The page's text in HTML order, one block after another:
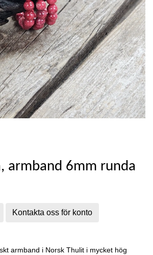
armband 6mm runda
Kontakta oss för konto
armband i Norsk Thulit i mycket hög